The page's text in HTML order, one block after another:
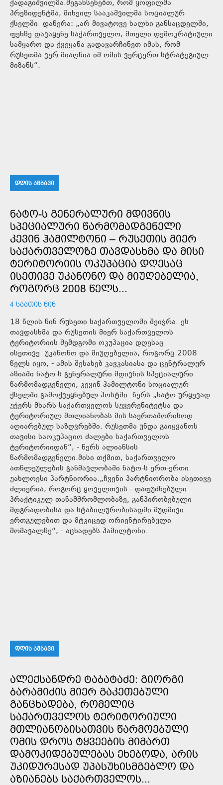
ქადაგიშვილმა.შეგახსენებთ, რომ ყოფილმა
პრეზიდენტმა, მიხეილ სააკაშვილმა სოციალურ
ქსელში დაწერა: „არ მივატოვე ხალხი განსაცდელში,
ფეხზე დავაყენე საქართველო, მთელი დემოკრატიული
სამყარო და ქვეყანა გადავარჩინეთ იმას, რომ
რუსეთმა ვერ მიაღწია იმ ომის ვერცერთ სტრატეგიულ
მიზანს“.
ᲓᲦᲘᲡ ᲐᲛᲑᲐᲕᲘ
ᲜᲐᲢᲝ-Ს ᲒᲔᲜᲔᲠᲐᲚᲣᲠᲘ ᲛᲓᲘᲕᲜᲘᲡ
ᲡᲞᲔᲪᲘᲐᲚᲣᲠᲘ ᲬᲐᲠᲛᲝᲛᲐᲓᲒᲔᲜᲔᲚᲘ
ᲙᲔᲕᲘᲜ ᲰᲐᲛᲘᲚᲢᲝᲜᲘ – ᲠᲣᲡᲔᲗᲘᲡ ᲛᲘᲔᲠ
ᲡᲐᲥᲐᲠᲗᲕᲔᲚᲝᲖᲔ ᲗᲐᲕᲓᲐᲡᲮᲛᲐ ᲓᲐ ᲛᲘᲡᲘ
ᲢᲔᲠᲘᲢᲝᲠᲘᲘᲡ ᲝᲙᲣᲞᲐᲪᲘᲐ ᲓᲦᲔᲡᲐᲪ
ᲘᲡᲔᲗᲘᲕᲔ ᲣᲙᲐᲜᲝᲜᲝ ᲓᲐ ᲛᲘᲣᲦᲔᲑᲔᲚᲘᲐ,
ᲠᲝᲒᲝᲠᲪ 2008 ᲬᲔᲚᲡ...
4 ᲡᲐᲐᲗᲘᲡ ᲬᲘᲜ
18 წლის წინ რუსეთი საქართველოში შეიჭრა. ეს
თავდასხმა და რუსეთის მიერ საქართველოს
ტერიტორიის შემდგომი ოკუპაცია დღესაც
ისეთივე უკანონო და მიუღებელია, როგორც 2008
წელს იყო, - ამის შესახებ კავკასიასა და ცენტრალურ
აზიაში ნატო-ს გენერალური მდივნის სპეციალური
წარმომადგენელი, კევინ ჰამილტონი სოციალურ
ქსელში გამოქვეყნებულ პოსტში წერს.„ნატო ურყევად
უჭერს მხარს საქართველოს სუვერენიტეტსა და
ტერიტორიულ მთლიანობას მის საერთაშორისოდ
აღიარებულ საზღვრებში. რუსეთმა უნდა გაიყვანოს
თავისი საოკუპაციო ძალები საქართველოს
ტერიტორიიდან“, - წერს ალიანსის
წარმომადგენელი.მისი თქმით, საქართველო
ათწლეულების განმავლობაში ნატო-ს ერთ-ერთი
უახლოესი პარტნიორია.„ჩვენი პარტნიორობა ისეთივე
ძლიერია, როგორც ყოველთვის - დაფუძნებული
პრაქტიკულ თანამშრომლობაზე, განპირობებული
მდგრადობისა და სტაბილურობისადმი მუდმივი
ერთგულებით და მტკიცედ ორიენტირებული
მომავალზე“, - აცხადებს ჰამილტონი.
ᲓᲦᲘᲡ ᲐᲛᲑᲐᲕᲘ
ᲐᲚᲔᲥᲡᲐᲜᲓᲠᲔ ᲢᲐᲑᲐᲢᲐᲫᲔ: ᲒᲘᲝᲠᲒᲘ
ᲑᲐᲠᲐᲛᲘᲫᲘᲡ ᲛᲘᲔᲠ ᲒᲐᲙᲔᲗᲔᲑᲣᲚᲘ
ᲒᲐᲜᲪᲮᲐᲓᲔᲑᲐ, ᲠᲝᲛᲔᲚᲘᲪ
ᲡᲐᲥᲐᲠᲗᲕᲔᲚᲝᲡ ᲢᲔᲠᲘᲢᲝᲠᲘᲣᲚᲘ
ᲛᲗᲚᲘᲐᲜᲝᲑᲘᲡᲐᲗᲕᲘᲡ ᲬᲐᲠᲛᲝᲔᲑᲣᲚᲘ
ᲝᲛᲘᲡ ᲓᲠᲝᲡ ᲢᲧᲕᲔᲔᲑᲘᲡ ᲛᲘᲛᲐᲠᲗ
ᲓᲐᲛᲝᲙᲘᲓᲔᲑᲣᲚᲔᲑᲐᲡ ᲔᲮᲔᲑᲝᲓᲐ, ᲐᲠᲘᲡ
ᲣᲙᲘᲓᲣᲠᲔᲡᲐᲓ ᲣᲞᲐᲡᲣᲮᲘᲡᲛᲒᲔᲑᲚᲝ ᲓᲐ
ᲐᲖᲘᲐᲜᲔᲑᲡ ᲡᲐᲥᲐᲠᲗᲕᲔᲚᲝᲡ...